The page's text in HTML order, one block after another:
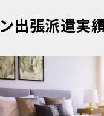
出張派遣実